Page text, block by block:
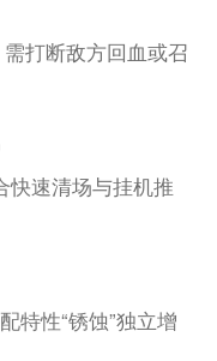
打断敌方回血或召
快速清场与挂机推
特性“锈蚀”独立增